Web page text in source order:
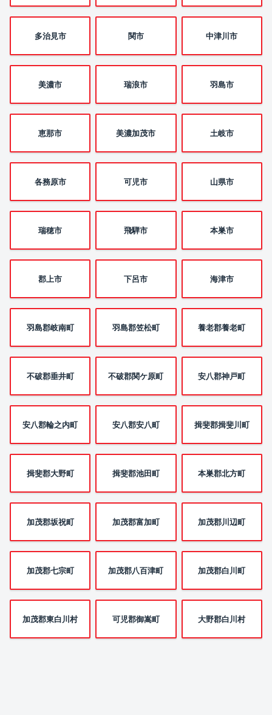
多治見市 関市 中津川市
美濃市 瑞浪市 羽島市
恵那市 美濃加茂市 土岐市
各務原市 可児市 山県市
瑞穂市 飛騨市 本巣市
郡上市 下呂市 海津市
羽島郡岐南町 羽島郡笠松町 養老郡養老町
不破郡垂井町 不破郡関ケ原町 安八郡神戸町
安八郡輪之内町 安八郡安八町 揖斐郡揖斐川町
揖斐郡大野町 揖斐郡池田町 本巣郡北方町
加茂郡坂祝町 加茂郡富加町 加茂郡川辺町
加茂郡七宗町 加茂郡八百津町 加茂郡白川町
加茂郡東白川村 可児郡御嵩町 大野郡白川村